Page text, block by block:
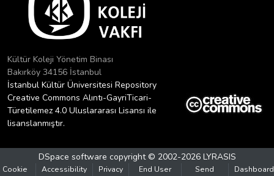
Kültür Koleji Yönetim Binası
Bakırköy 34156 İstanbul
İstanbul Kültür Üniversitesi Repository
Creative Commons Alıntı-GayriTicari-
Türetilemez 4.0 Uluslararası Lisansı ile
lisanslanmıştır.
DSpace software copyright © 2002-2026 LYRASIS
Cookie
Accessibility
Privacy
End User
Send
Dashboard